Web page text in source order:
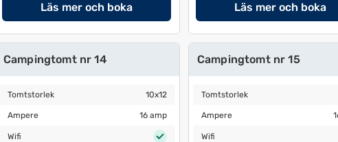
Läs mer och boka Läs mer och boka
Campingtomt nr 14
Tomtstorlek
Tomtstorlek 10x12
Ampere 16 amp
Ampere 16 amp
WifiWifi
Campingtomt nr 15
Tomtstorlek
Tomtstorlek
Ampere 16 amp
Ampere
WifiWifi